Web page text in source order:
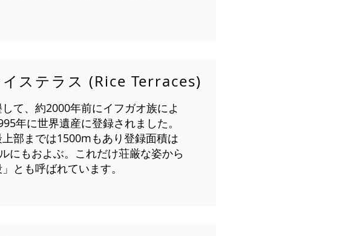
ステラス (Rice Terraces)
て、約2000年前にイフガオ族によ
年に世界遺産に登録されました。
部までは1500mもあり登録面積は
にもおよぶ。これだけ荘厳な姿から
とも呼ばれています。